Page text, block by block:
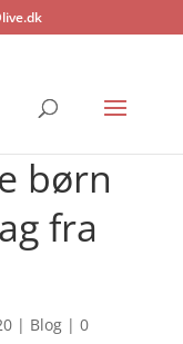
børn
fra
| Blog| 0